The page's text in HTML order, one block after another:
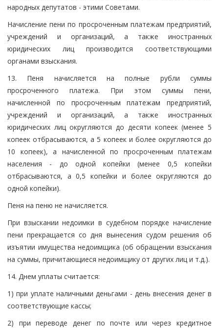
народных депутатов - этими Советами.
Начисление пени по просроченным платежам предприятий,
учреждений и организаций, а также иностранных
юридических лиц производится соответствующими
органами взыскания.
13. Пеня начисляется на полные рубли суммы
просроченного платежа. При этом суммы пени,
начисленной по просроченным платежам предприятий,
учреждений и организаций, а также иностранных
юридических лиц округляются до десяти копеек (менее 5
копеек отбрасываются, а 5 копеек и более округляются до
10 копеек), а начисленной по просроченным платежам
населения - до одной копейки (менее 0,5 копейки
отбрасываются, а 0,5 копейки и более округляются до
одной копейки).
Пеня на пеню не начисляется.
При взыскании недоимки в судебном порядке начисление
пени прекращается со дня вынесения судом решения об
изъятии имущества недоимщика (об обращении взыскания
на суммы, причитающиеся недоимщику от других лиц и т.д.).
14. Днем уплаты считается:
1) при уплате наличными деньгами - день внесения денег в
соответствующие кассы;
2) при переводе денег по почте или через кредитное